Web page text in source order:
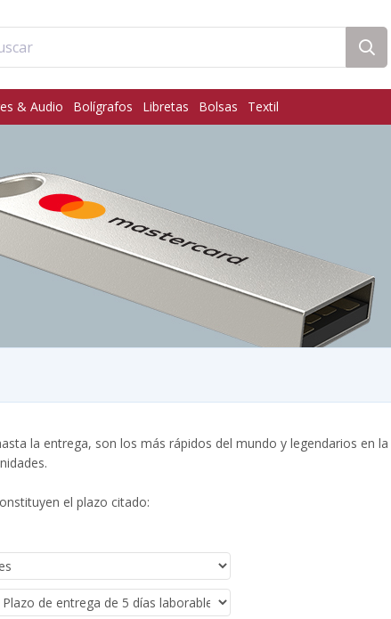
& Audio Bolígrafos Libretas Bolsas Textil
la entrega, son los más rápidos del mundo y legendarios en
el plazo citado: